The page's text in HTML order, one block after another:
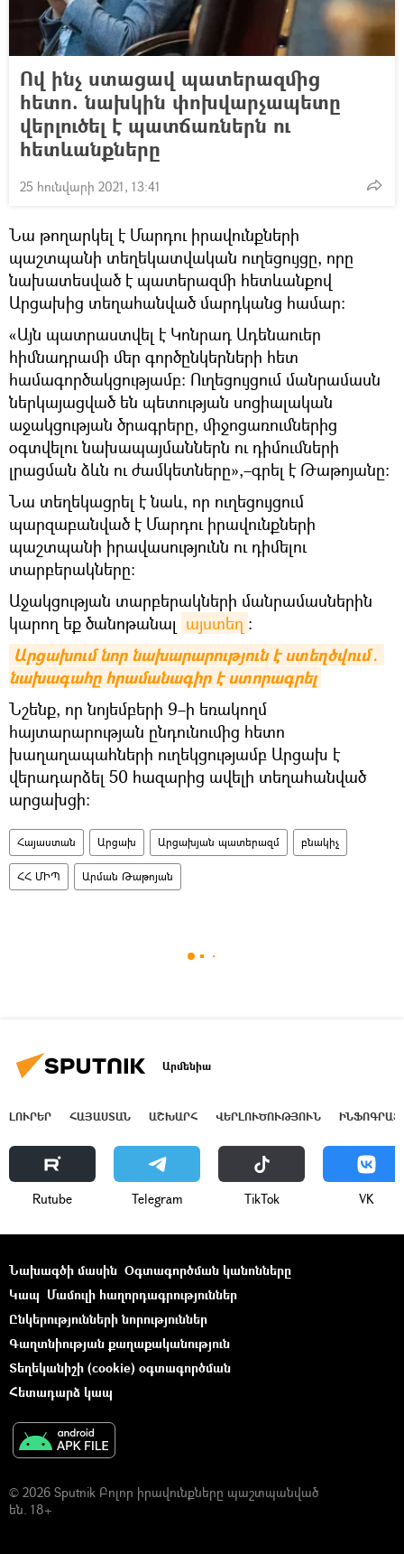
Ով ինչ ստացավ պատերազմից
հետո. նախկին փոխվարչապետը
վերլուծել է պատճառներն ու
հետևանքները
25 հունվարի 2021, 13:41
Նա թողարկել է Մարդու իրավունքների
պաշտպանի տեղեկատվական ուղեցույցը, որը
նախատեսված է պատերազմի հետևանքով
Արցախից տեղահանված մարդկանց համար:
«Այն պատրաստվել է Կոնրադ Ադենաուեր
հիմնադրամի մեր գործընկերների հետ
համագործակցությամբ։ Ուղեցույցում մանրամասն
ներկայացված են պետության սոցիալական
աջակցության ծրագրերը, միջոցառումներից
օգտվելու նախապայմաններն ու դիմումների
լրացման ձևն ու ժամկետները»,–գրել է Թաթոյանը։
Նա տեղեկացրել է նաև, որ ուղեցույցում
պարզաբանված է Մարդու իրավունքների
պաշտպանի իրավասությունն ու դիմելու
տարբերակները։
Աջակցության տարբերակների մանրամասներին
կարող եք ծանոթանալ այստեղ ։
Արցախում նոր նախարարություն է ստեղծվում․
նախագահը հրամանագիր է ստորագրել
Նշենք, որ նոյեմբերի 9–ի եռակողմ
հայտարարության ընդունումից հետո
խաղաղապահների ուղեկցությամբ Արցախ է
վերադարձել 50 հազարից ավելի տեղահանված
արցախցի։
Հայաստան Արցախ Արցախյան պատերազմ բնակիչ
ՀՀ ՄԻՊ Արման Թաթոյան
Արմենիա
ԼՈՒՐԵՐ ՀԱՅԱՍՏԱՆ ԱՇԽԱՐՀ ՎԵՐԼՈՒԾՈՒԹՅՈՒՆ
Rutube Telegram ТikТоk VK
Նախագծի մասին Օգտագործման կանոնները
Կապ Մամուլի հաղորդագրություններ
Ընկերությունների նորություններ
Գաղտնիության քաղաքականություն
Տեղեկանիշի (cookie) օգտագործման
Հետադարձ կապ
© 2026 Sputnik Բոլոր իրավունքները պաշտպանված
են. 18+